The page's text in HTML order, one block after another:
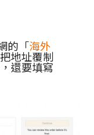
的「海外
地址覆制
還要填寫